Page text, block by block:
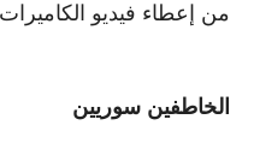
من إعطاء فيديو
الخاطفين سوريين